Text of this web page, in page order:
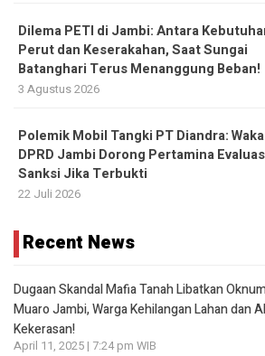
Dilema PETI di Jambi: Antara
Perut dan Keserakahan, Saat Sungai
Batanghari Terus Menanggung Beban!
3 Agustus 2026
Polemik Mobil Tangki PT Diandra:
DPRD Jambi Dorong Pertamina
Sanksi Jika Terbukti
22 Juli 2026
Recent News
Dugaan Skandal Mafia Tanah Libatkan
Muaro Jambi, Warga Kehilangan Lahan dan
Kekerasan!
April 11, 2025 | 7:24 pm WIB